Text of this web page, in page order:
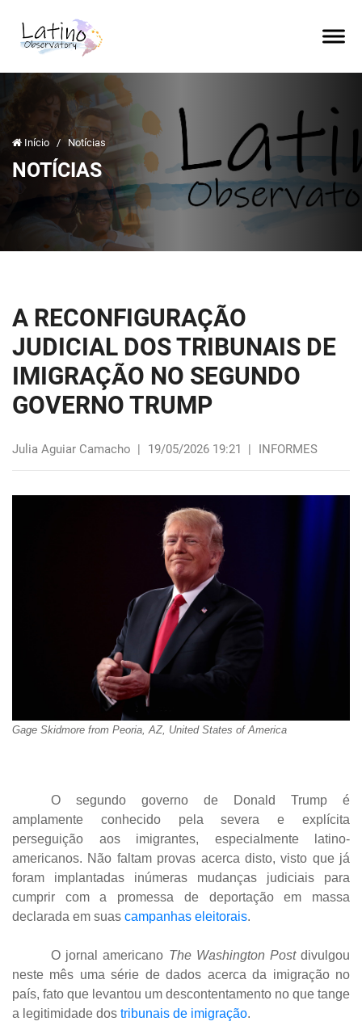
Início / Notícias
NOTÍCIAS
A RECONFIGURAÇÃO
JUDICIAL DOS TRIBUNAIS DE
IMIGRAÇÃO NO SEGUNDO
GOVERNO TRUMP
Julia Aguiar Camacho | 19/05/2026 19:21 | INFORMES
Gage Skidmore from Peoria, AZ, United States of America
O segundo governo de Donald Trump é
amplamente conhecido pela severa e explícita
perseguição aos imigrantes, especialmente latino-
americanos. Não faltam provas acerca disto, visto que já
foram implantadas inúmeras mudanças judiciais para
cumprir com a promessa de deportação em massa
declarada em suas campanhas eleitorais.
O jornal americano The Washington Postdivulgou
neste mês uma série de dados acerca da imigração no
país, fato que levantou um descontentamento no que tange
a legitimidade dos tribunais de imigração.